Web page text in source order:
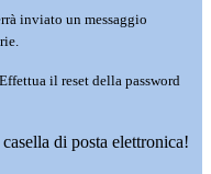
inviato un messaggio
il reset della password
di posta elettronica!